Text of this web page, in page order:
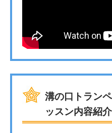
溝の口トラン
ッスン内容紹介